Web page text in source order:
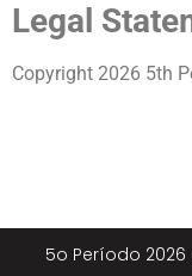
Legal
Copyright 2026 5th
5o Período